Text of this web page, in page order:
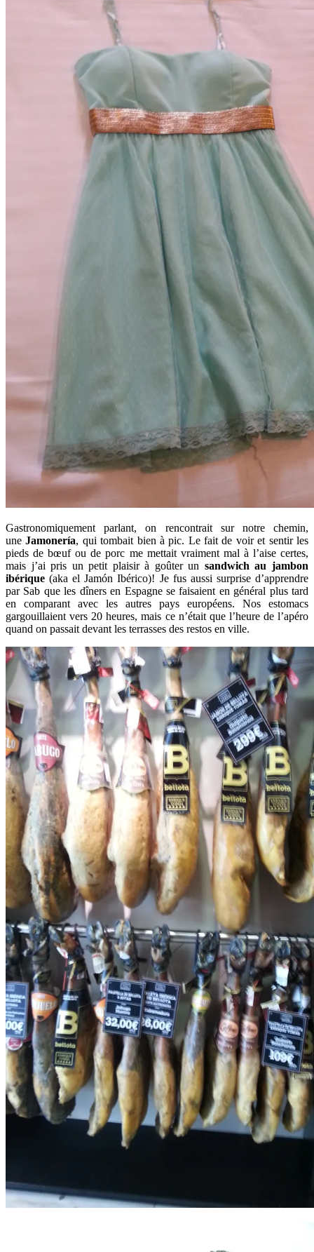
Gastronomiquement parlant, on rencontrait sur notre chemin,
uneJamonería, qui tombait bien à pic. Le fait de voir et sentir les
pieds de bœuf ou de porc me mettait vraiment mal à l’aise certes,
mais j’ai pris un petit plaisir à goûter un sandwich au jambon
ibérique (aka el Jamón Ibérico)! Je fus aussi surprise d’apprendre
par Sab que les dîners en Espagne se faisaient en général plus tard
en comparant avec les autres pays européens. Nos estomacs
gargouillaient vers 20 heures, mais ce n’était que l’heure de l’apéro
quand on passait devant les terrasses des restos en ville.